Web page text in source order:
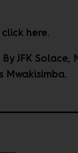
click here.
JFK Solace,
Mwakisimba.